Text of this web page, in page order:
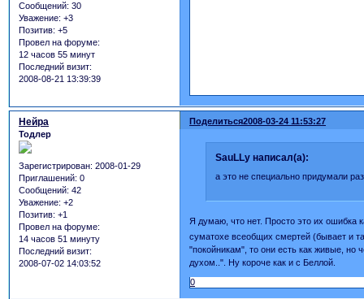
Сообщений: 30
Уважение: +3
Позитив: +5
Провел на форуме:
12 часов 55 минут
Последний визит:
2008-08-21 13:39:39
Поделиться2008-03-24 11:53:27
Нейра
Тодлер
Зарегистрирован: 2008-01-29
Приглашений: 0
Сообщений: 42
Уважение: +2
Позитив: +1
Провел на форуме:
14 часов 51 минуту
Последний визит:
2008-07-02 14:03:52
SauLLy написал(а):
а это не специально придумали
Я думаю, что нет. Просто это их ошибка
суматохе всеобщих смертей (бывает и
"покойникам", то они есть как живые, но
духом..". Ну короче как и с Беллой.
0